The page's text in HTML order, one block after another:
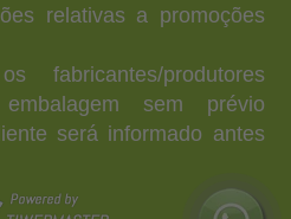
relativas a promoções
fabricantes/produtores
sem prévio
será informado antes